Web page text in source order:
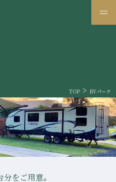
TOP RVパーク
をご用意。